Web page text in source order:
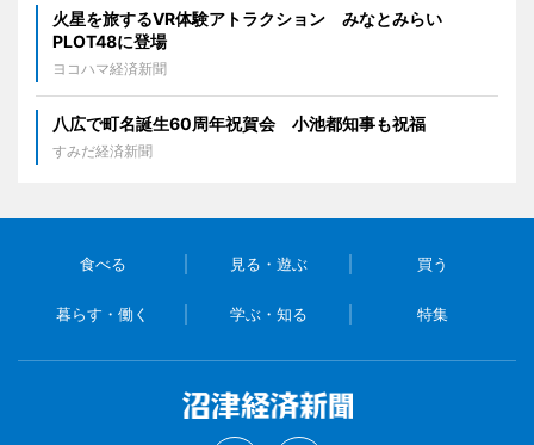
火星を旅するVR体験アトラクション みなとみらい
PLOT48に登場
ヨコハマ経済新聞
八広で町名誕生60周年祝賀会 小池都知事も祝福
すみだ経済新聞
食べる 見る・遊ぶ 買う
暮らす・働く 学ぶ・知る 特集